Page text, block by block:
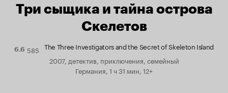
Три сыщика и тайна острова
Скелетов
6.6Рейтинг
Кинопоиска
585 The Three Investigators and the Secret of Skeleton Island
2007, детектив, приключения, семейный
Германия, 1 ч 31 мин, 12+